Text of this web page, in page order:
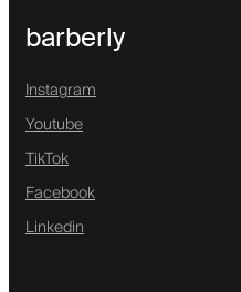
barberly
Instagram
Youtube
TikTok
Facebook
Linkedin